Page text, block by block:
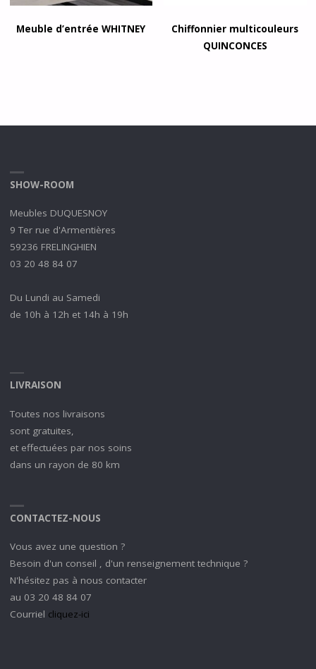
Meuble d’entrée WHITNEY
Chiffonnier multicouleurs
QUINCONCES
SHOW-ROOM
Meubles DUQUESNOY
9 Ter rue d'Armentières
59236 FRELINGHIEN
03 20 48 84 07
Du Lundi au Samedi
de 10h à 12h et 14h à 19h
LIVRAISON
Toutes nos livraisons
sont gratuites,
et effectuées par nos soins
dans un rayon de 80 km
CONTACTEZ-NOUS
Vous avez une question ?
Besoin d'un conseil , d'un renseignement technique ?
N'hésitez pas à nous contacter
au 03 20 48 84 07
Courriel cliquez-ici